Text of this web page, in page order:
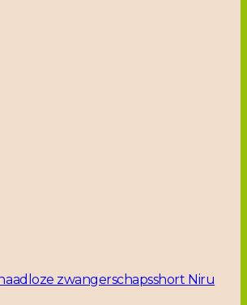
zwangerschapsshort Niru